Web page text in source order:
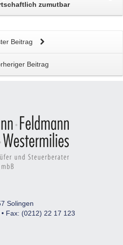
zumutbar
Beitrag
Beitrag
Solingen
Fax: (0212) 22 17 123